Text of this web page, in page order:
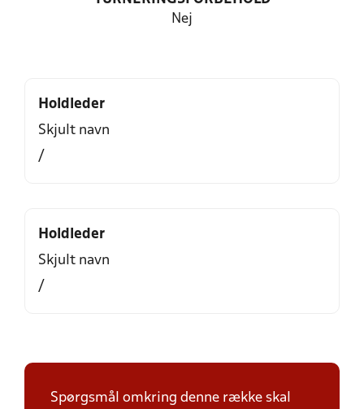
Nej
Holdleder
Skjult navn
/
Holdleder
Skjult navn
/
Spørgsmål omkring denne række skal